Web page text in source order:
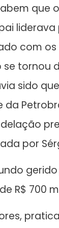
que
com
se
sido
por
R$ 700